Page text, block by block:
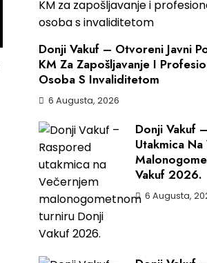
Donji Vakuf – Otvoreni Javni
KM Za Zapošljavanje I
Osoba S Invaliditetom
6 Augusta, 2026
Donji Vakuf
Utakmica
Vakuf 2026.
6 Augusta,